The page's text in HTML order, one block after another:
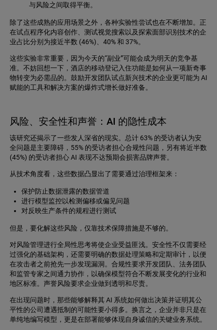
与风险之间取得平衡。
除了这些成熟的应用场景之外，各种实验性尝试也在不断增加。正
在试点程序化内容创作、测试视觉搜索以及探索面部识别技术的企
业占比分别为接近半数 (46%)、40% 和 37%。
这些实验非常重要，因为今天的“副业”可能会成为明天的竞争基
准。不妨回想一下，酒店的移动登记入住功能是如何从一项新奇事
物转变为必需品的。鼓励开发团队试点新兴技术的企业更可能为 AI
赋能的工具和解决方案的爆炸式增长做好准备。
风险、安全性和声誉：AI 的隐性成本
该研究还揭示了一些发人深省的现实。总计 63% 的受访者认为安
全问题是主要障碍，55% 的受访者担心合规性问题，另有将近半数
(45%) 的受访者担心 AI 表现不达预期会损害品牌声誉。
从技术角度看，这些数据凸显出了需要通过治理框架来：
保护防止数据泄露的数据管道
进行模型监控以检测偏移或偏见问题
对反映生产条件的规程进行测试
但是，要化解这些风险，仅靠技术保障措施是不够的。
对风险管理进行全局性思考将使企业受益匪浅。安全性不仅需要经
过强化的基础架构，还需要明确的数据处理策略和定期审计，以便
在攻击者之前抢先一步发现漏洞。合规性要求开发团队、法务团队
和监管专家之间通力协作，以确保模型符合不断发展变化的行业和
地区标准。声誉风险要求企业做到透明和尽责。
在出现问题时，那些能够解释其 AI 系统如何做出决策并证明其公
平性的公司遭遇抵制的可能性要小得多。换言之，企业并非只是在
单纯地编写模型，更是在部署能够体现自身诚信的关键业务系统。